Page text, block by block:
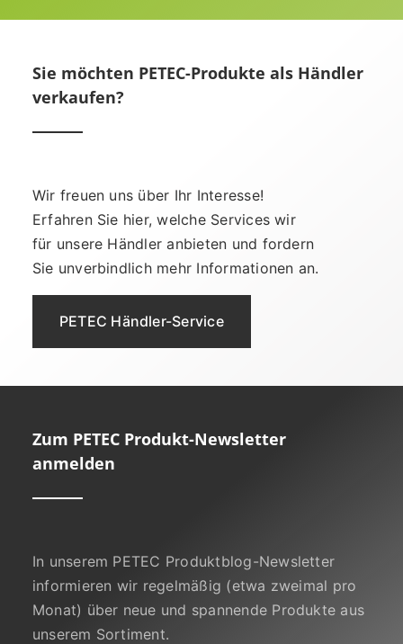
Sie möchten PETEC-Produkte als Händler
verkaufen?
Wir freuen uns über Ihr Interesse!
Erfahren Sie hier, welche Services wir
für unsere Händler anbieten und fordern
Sie unverbindlich mehr Informationen an.
PETEC Händler-Service
Zum PETEC Produkt-Newsletter
anmelden
In unserem PETEC Produktblog-Newsletter
informieren wir regelmäßig (etwa zweimal pro
Monat) über neue und spannende Produkte aus
unserem Sortiment.